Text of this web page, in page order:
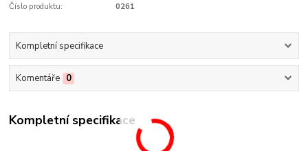
Číslo produktu: 0261
Kompletní specifikace
Komentáře 0
Kompletní specifikace